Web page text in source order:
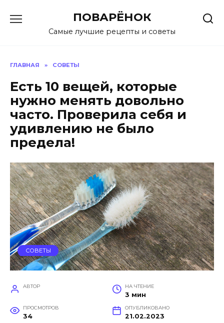
содержанию
ПОВАРЁНОК
Самые лучшие рецепты и советы
ГЛАВНАЯ » СОВЕТЫ
Есть 10 вещей, которые
нужно менять довольно
часто. Проверила себя и
удивлению не было
предела!
СОВЕТЫ
АВТОР НА ЧТЕНИЕ
3 мин
ПРОСМОТРОВ
34
ОПУБЛИКОВАНО
21.02.2023